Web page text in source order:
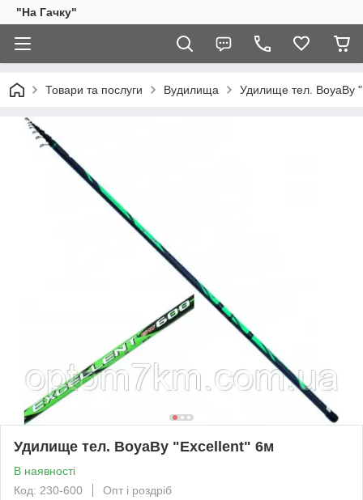
"На Гачку"
Товари та послуги Вудилища Удилище тел. BoyaBy
Удилище тел. BoyaBy "Excellent" 6м
В наявності
Код: 230-600
Опт і роздріб